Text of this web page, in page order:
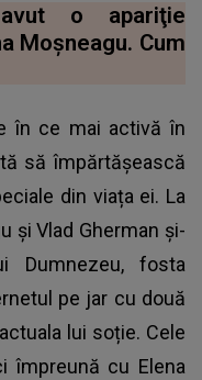
o apariţie
Moșneagu. Cum
în ce mai activă în
să împărtășească
din viața ei. La
și Vlad Gherman și-
fosta
pe jar cu două
lui soție. Cele
împreună cu Elena